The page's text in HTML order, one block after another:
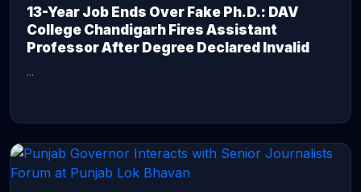
13-Year Job Ends Over Fake Ph.D.: DAV
College Chandigarh Fires Assistant
Professor After Degree Declared Invalid
...